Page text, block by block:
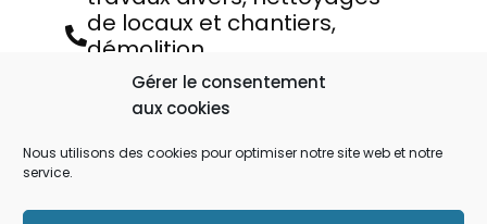
Gérer le consentement
aux cookies
Nous utilisons des cookies pour optimiser notre site web et notre
service.
de locaux et chantiers,
démolition,
déménagements, débarras,
A.I.L.E. facebook